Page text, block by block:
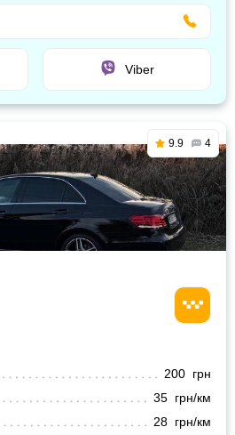
Viber
9.9 4
200 грн
35 грн/км
28 грн/км